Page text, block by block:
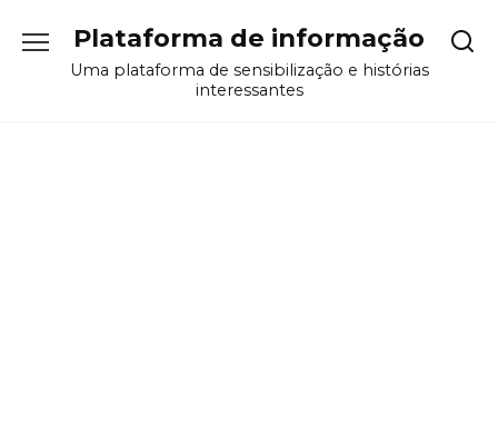
содержанию
Plataforma de informação
Uma plataforma de sensibilização e histórias
interessantes